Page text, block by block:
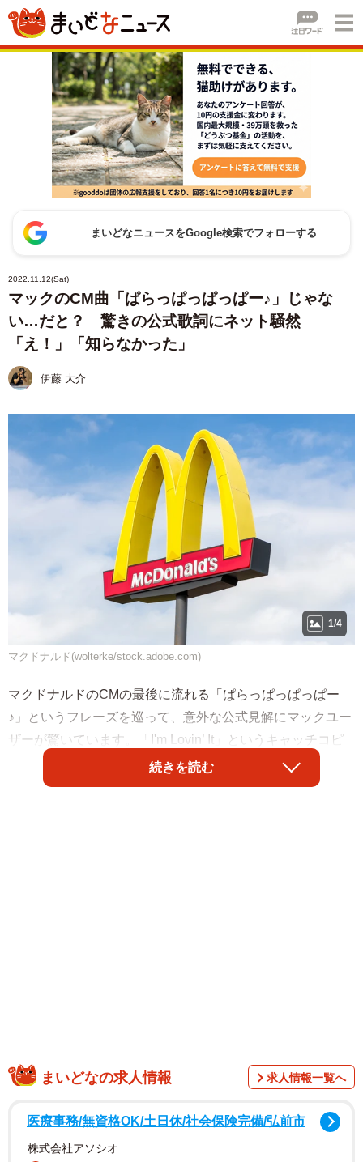
まいどなニュースをGoogle検索でフォローする
2022.11.12(Sat)
マックのCM曲「ぱらっぱっぱっぱー♪」じゃな
い…だと？ 驚きの公式歌詞にネット騒然
「え！」「知らなかった」
伊藤 大介
1/4
マクドナルド(wolterke/stock.adobe.com)
マクドナルドのCMの最後に流れる「ぱらっぱっぱっぱー
♪」というフレーズを巡って、意外な公式見解にマックユー
ザーが驚いています。「I'm Lovin’ It」というキャッチコピ
ーとともに流れるおなじみのフレーズですが、11月にハッ
ピーセットに付いてきた「マクドナルドかるた」には「ば
続きを読む
まいどなの求人情報 求人情報一覧へ
医療事務/無資格OK/土日休/社会保険完備/弘前市
株式会社アソシオ